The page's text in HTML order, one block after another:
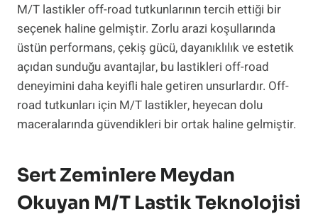
M/T lastikler off-road tutkunlarının tercih ettiği bir
seçenek haline gelmiştir. Zorlu arazi koşullarında
üstün performans, çekiş gücü, dayanıklılık ve estetik
açıdan sunduğu avantajlar, bu lastikleri off-road
deneyimini daha keyifli hale getiren unsurlardır. Off-
road tutkunları için M/T lastikler, heyecan dolu
maceralarında güvendikleri bir ortak haline gelmiştir.
Sert Zeminlere Meydan
Okuyan M/T Lastik Teknolojisi